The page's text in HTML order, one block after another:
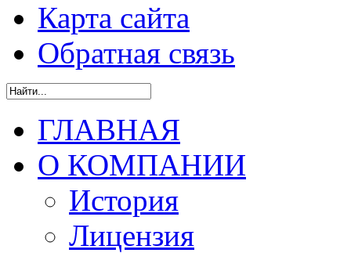
Карта сайта
Обратная связь
ГЛАВНАЯ
О КОМПАНИИ
История
Лицензия